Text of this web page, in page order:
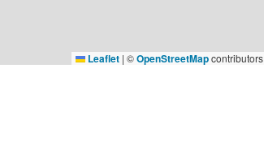
Leaflet | ©OpenStreetMapcontributors